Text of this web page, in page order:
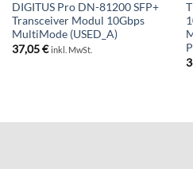
DIGITUS Pro DN-81200 SFP+
Transceiver Modul 10Gbps
MultiMode (USED_A)
37,05€ inkl. MwSt.